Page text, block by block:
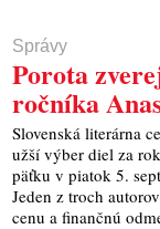
Správy
Porota
ročníka
Slovenská literárna
užší výber diel za
päťku v piatok 5.
Jeden z troch
cenu a finančnú